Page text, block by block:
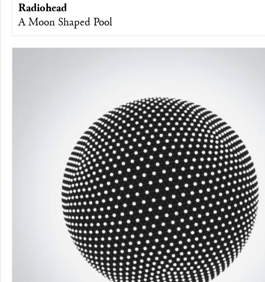
Radiohead
A Moon Shaped Pool